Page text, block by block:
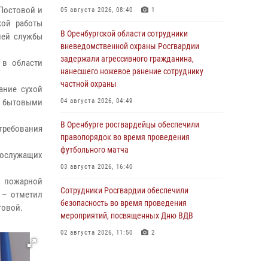
и
работы
службы
области
сухой
пожарной
отметил
05 августа 2026, 08:40 1
В Оренбургской области сотрудники
вневедомственной охраны Росгвардии
задержали агрессивного гражданина,
нанесшего ножевое ранение сотруднику
частной охраны
04 августа 2026, 04:49
В Оренбурге росгвардейцы обеспечили
правопорядок во время проведения
футбольного матча
03 августа 2026, 16:40
Сотрудники Росгвардии обеспечили
безопасность во время проведения
мероприятий, посвященных Дню ВДВ
02 августа 2026, 11:50 2